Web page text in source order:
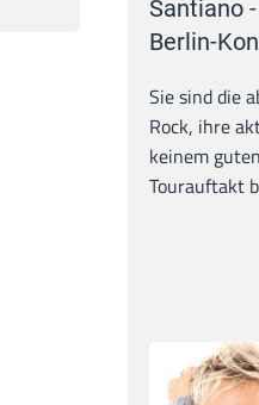
Santiano
Berlin-
Sie sind die
Rock, ihre
keinem
Tourauftakt